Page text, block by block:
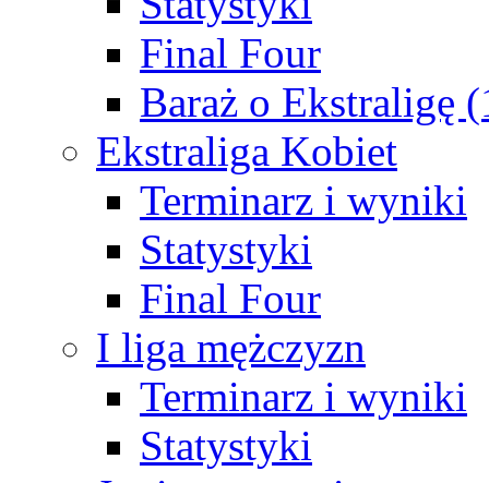
Final Four
Baraż o Ekstraligę
Ekstraliga Kobiet
Terminarz i wyniki
Statystyki
Final Four
I liga mężczyzn
Terminarz i wyniki
Statystyki